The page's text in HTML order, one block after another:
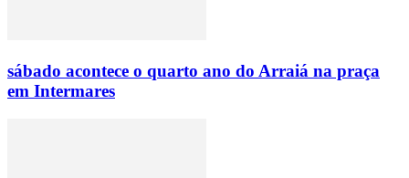
sábado acontece o quarto ano do Arraiá na praça
em Intermares